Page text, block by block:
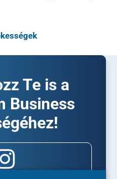
Te is a
Business